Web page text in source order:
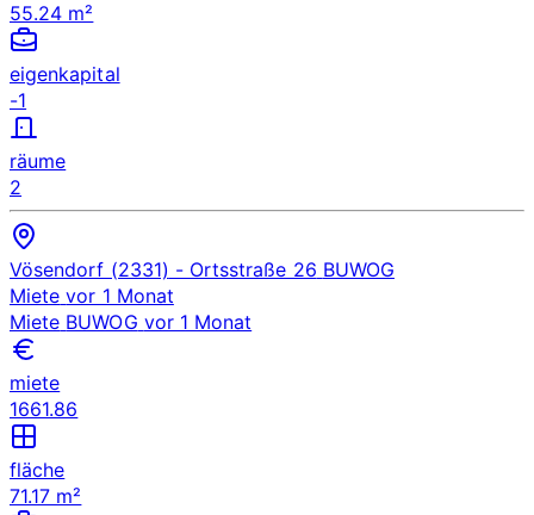
55.24 m²
eigenkapital
-1
räume
2
Vösendorf (2331) - Ortsstraße 26 BUWOG
Miete vor 1 Monat
Miete BUWOG vor 1 Monat
miete
1661.86
fläche
71.17 m²